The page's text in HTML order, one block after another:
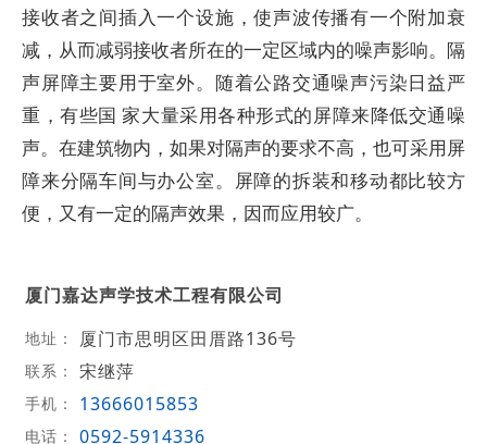
接收者之间插入一个设施，使声波传播有一个附加衰
减，从而减弱接收者所在的一定区域内的噪声影响。隔
声屏障主要用于室外。随着公路交通噪声污染日益严
重，有些国 家大量采用各种形式的屏障来降低交通噪
声。在建筑物内，如果对隔声的要求不高，也可采用屏
障来分隔车间与办公室。屏障的拆装和移动都比较方
便，又有一定的隔声效果，因而应用较广。
厦门嘉达声学技术工程有限公司
地址： 厦门市思明区田厝路136号
联系： 宋继萍
手机： 13666015853
电话： 0592-5914336